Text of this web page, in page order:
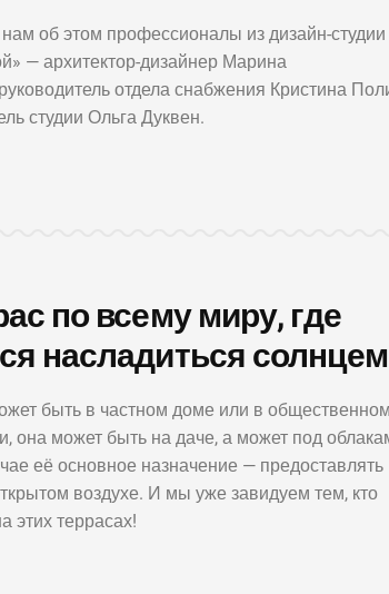
нам об этом профессионалы из дизайн-студии
— архитектор-дизайнер Марина
отдела снабжения Кристина
студии Ольга Дуквен.
по всему миру, где
насладиться солнцем
быть в частном доме или в общественном
она может быть на даче, а может под
её основное назначение — предоставлять
воздухе. И мы уже завидуем тем, кто
этих террасах!